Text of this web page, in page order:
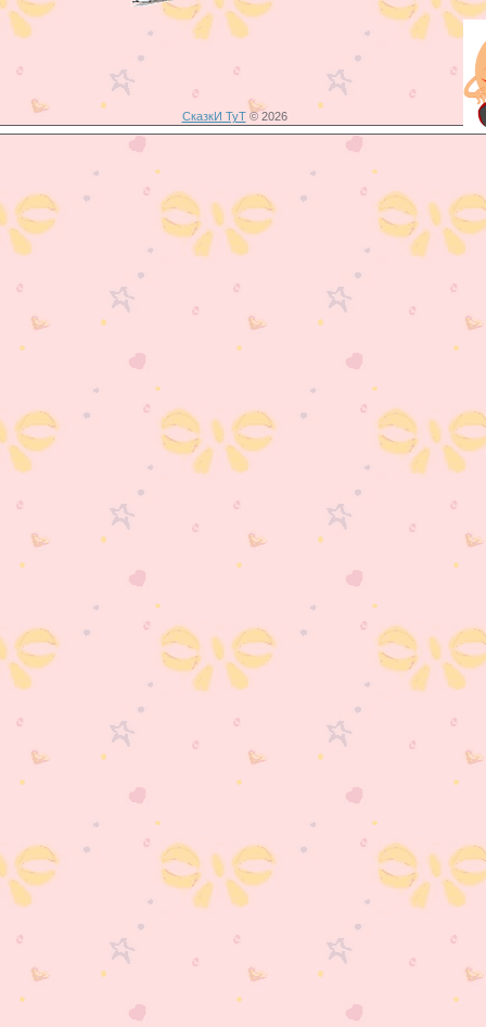
СказкИ ТуТ© 2026